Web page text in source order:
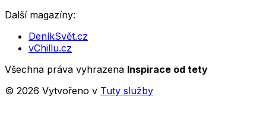
Další magazíny:
DeníkSvět.cz
vChillu.cz
Všechna práva vyhrazena Inspirace od tety
© 2026 Vytvořeno v Tuty služby